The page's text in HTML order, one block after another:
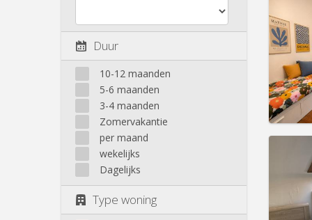
Duur
10-12 maanden
5-6 maanden
3-4 maanden
Zomervakantie
per maand
wekelijks
Dagelijks
Type woning
Huur:
Kosten:
Huur: